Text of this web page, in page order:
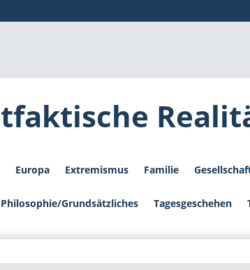
Europa Extremismus Familie
Philosophie/Grundsätzliches Tagesgeschehen